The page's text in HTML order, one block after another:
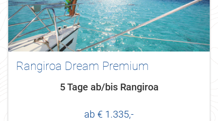
Rangiroa Dream Premium
5 Tage ab/bis Rangiroa
ab € 1.335,-